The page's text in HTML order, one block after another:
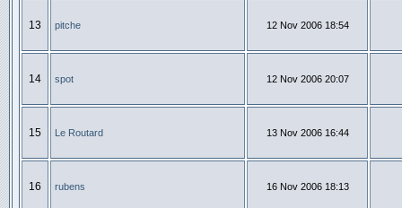
13 pitche 12 Nov 2006 18:54
14 spot 12 Nov 2006 20:07
15 Le Routard 13 Nov 2006 16:44
16 rubens 16 Nov 2006 18:13